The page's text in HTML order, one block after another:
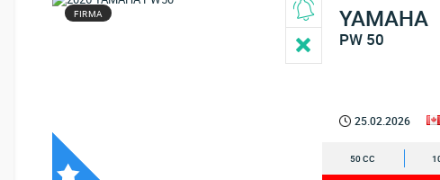
FIRMA YAMAHA
PW 50
25.02.2026
50 CC